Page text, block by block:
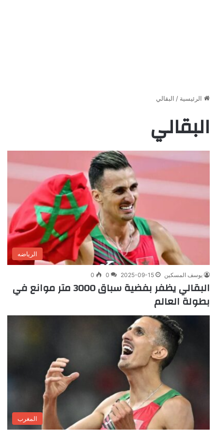
الرئيسية / البقالي
البقالي
الرياضه
يوسف المسكين 2025-09-15
0
0
البقالي يظفر بفضية سباق 3000 متر موانع في
بطولة العالم
المغرب